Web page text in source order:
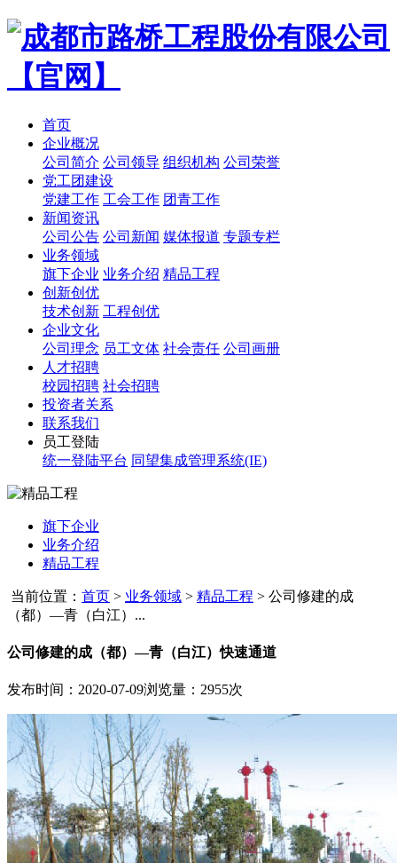
首页
企业概况
公司简介 公司领导 组织机构 公司荣誉
党工团建设
党建工作 工会工作 团青工作
新闻资讯
公司公告 公司新闻 媒体报道 专题专栏
业务领域
旗下企业 业务介绍 精品工程
创新创优
技术创新 工程创优
企业文化
公司理念 员工文体 社会责任 公司画册
人才招聘
校园招聘 社会招聘
投资者关系
联系我们
员工登陆
统一登陆平台 同望集成管理系统(IE)
旗下企业
业务介绍
精品工程
当前位置： 首页 > 业务领域 > 精品工程 > 公司修建的成
（都）—青（白江）...
公司修建的成（都）—青（白江）快速通道
发布时间：2020-07-09浏览量：2955次